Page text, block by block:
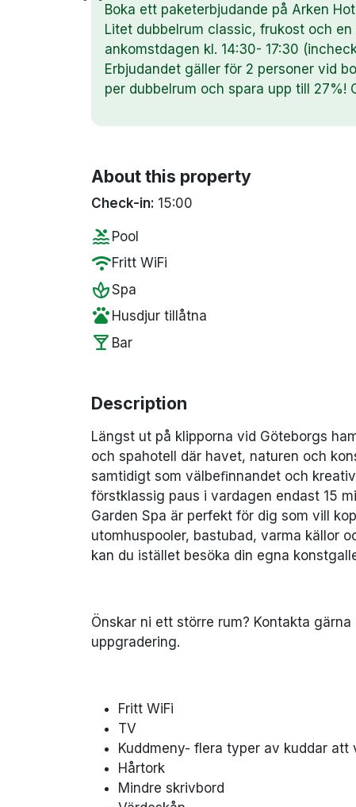
Boka ett paketerbjudande på Arken
Litet dubbelrum classic, frukost och
ankomstdagen kl. 14:30- 17:30
Erbjudandet gäller för 2 personer vid
per dubbelrum och spara upp till 27%!
About this property
Check-in: 15:00
pool Pool
wifiFritt WiFi
spaSpa
pets Husdjur tillåtna
local_bar Bar
Description
Längst ut på klipporna vid Göteborgs
och spahotell där havet, naturen och
samtidigt som välbeﬁnnandet och
förstklassig paus i vardagen endast 15
Garden Spa är perfekt för dig som vill
utomhuspooler, bastubad, varma källor
kan du istället besöka din egna
Önskar ni ett större rum? Kontakta gärna
uppgradering.
Fritt WiFi
TV
Kuddmeny- flera typer av kuddar att
Hårtork
Mindre skrivbord